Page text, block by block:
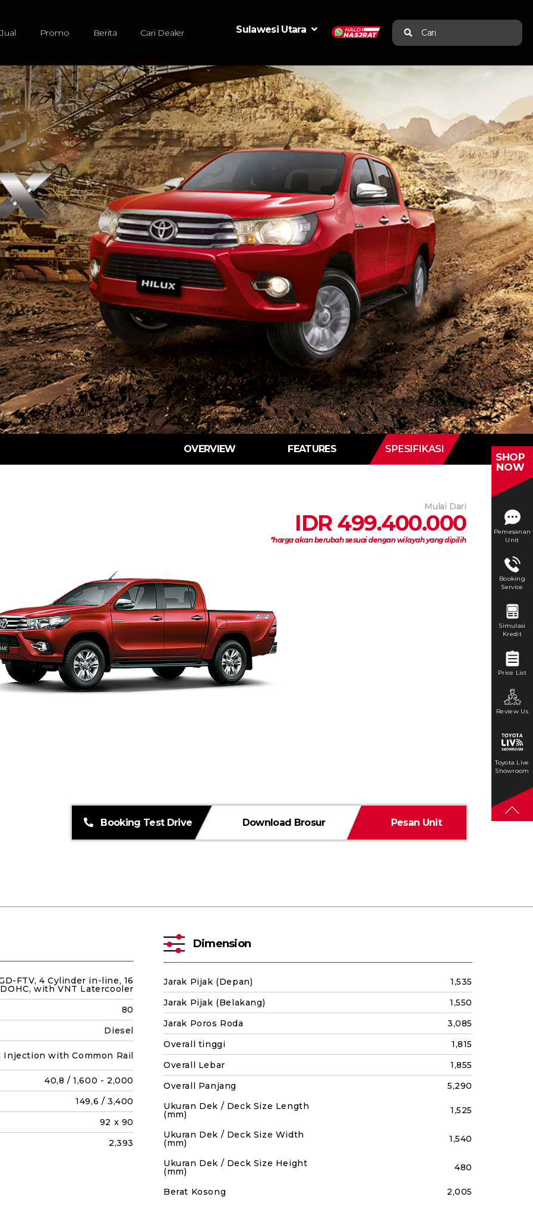
Promo Berita Cari Dealer Sulawesi Utara Cari
OVERVIEW FEATURES SPESIFIKASI
Mulai Dari
IDR 499.400.000
*harga akan berubah sesuai dengan wilayah yang dipilih
Booking Test Drive Download Brosur Pesan Unit
FTV, 4 Cylinder in-line, 16
with VNT Latercooler
80
Diesel
Injection with Common Rail
40,8 / 1,600 - 2,000
149,6 / 3,400
92 x 90
2,393
Dimension
Jarak Pijak (Depan)
1,535
Jarak Pijak (Belakang)
1,550
Jarak Poros Roda
3,085
Overall tinggi
1,815
Overall Lebar
1,855
Overall Panjang
5,290
Ukuran Dek / Deck Size Length
(mm) 1,525
Ukuran Dek / Deck Size Width
(mm) 1,540
Ukuran Dek / Deck Size Height
(mm) 480
Berat Kosong
2,005
SHOP
NOW
Pemesanan
Unit
Booking
Service
Simulasi
Kredit
Price List
Review Us
Toyota Live
Showroom